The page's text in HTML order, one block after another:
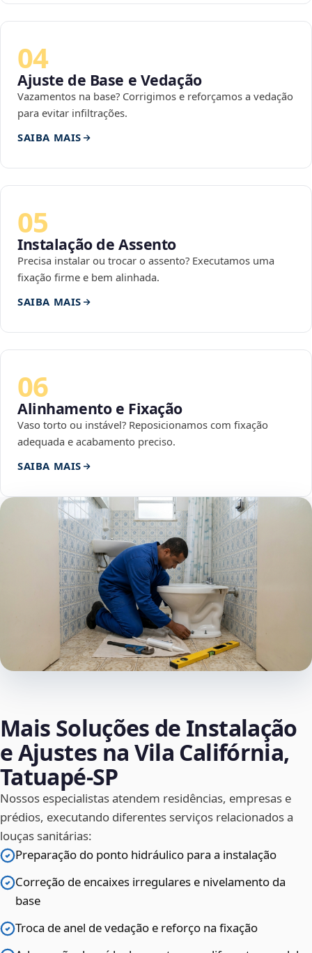
04
Ajuste de Base e Vedação
Vazamentos na base? Corrigimos e reforçamos a vedação
para evitar infiltrações.
SAIBA MAIS
05
Instalação de Assento
Precisa instalar ou trocar o assento? Executamos uma
fixação firme e bem alinhada.
SAIBA MAIS
06
Alinhamento e Fixação
Vaso torto ou instável? Reposicionamos com fixação
adequada e acabamento preciso.
SAIBA MAIS
Mais Soluções de Instalação
e Ajustes na Vila Califórnia,
Tatuapé‑SP
Nossos especialistas atendem residências, empresas e
prédios, executando diferentes serviços relacionados a
louças sanitárias:
Preparação do ponto hidráulico para a instalação
Correção de encaixes irregulares e nivelamento da
base
Troca de anel de vedação e reforço na fixação